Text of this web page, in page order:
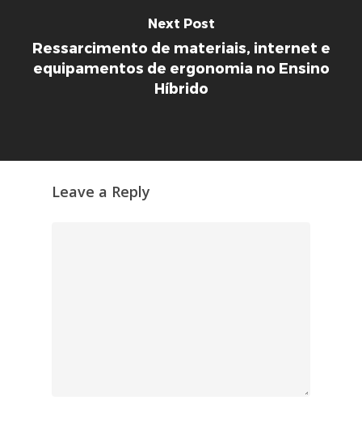
Next Post
Ressarcimento de materiais, internet e
equipamentos de ergonomia no Ensino
Híbrido
Leave a Reply